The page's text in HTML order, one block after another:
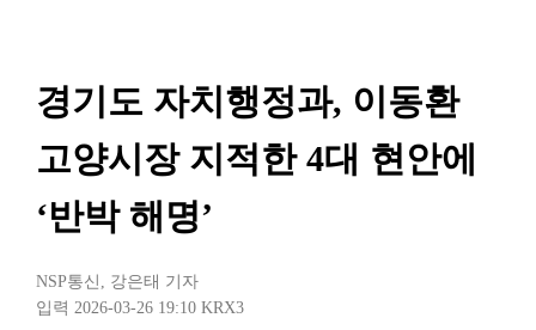
경기도 자치행정과, 이동환
고양시장 지적한 4대 현안에
‘반박 해명’
NSP통신 , 강은태 기자
입력 2026-03-26 19:10 KRX3